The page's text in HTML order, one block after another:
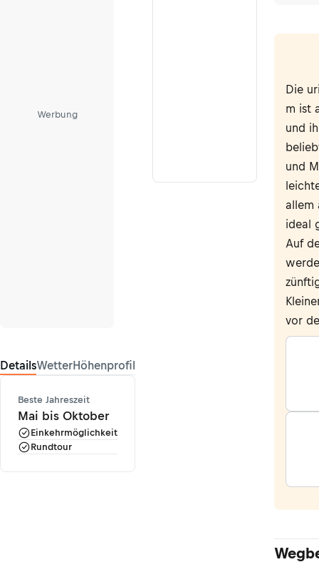
Werbung
DetailsWetterHöhenprofil
Beste Jahreszeit
Mai bis Oktober
Einkehrmöglichkeit
Rundtour
Die
m ist
und
und
allem
ideal
Auf
vor